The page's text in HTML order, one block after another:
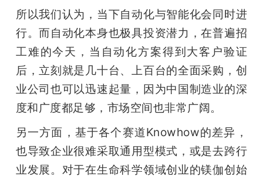
所以我们认为，当下自动化与智能化会同时进
行。而自动化本身也极具投资潜力，在普遍招
工难的今天，当自动化方案得到大客户验证
后，立刻就是几十台、上百台的全面采购，创
业公司也可以迅速起量，因为中国制造业的深
度和广度都足够，市场空间也非常广阔。
另一方面，基于各个赛道Knowhow的差异，
也导致企业很难采取通用型模式，或是去跨行
业发展。对于在生命科学领域创业的镁伽创始